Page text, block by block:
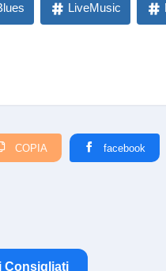
LiveMusic
COPIA facebook
Consigliati